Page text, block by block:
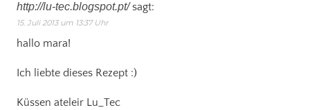
http://lu-tec.blogspot.pt/ sagt:
15. Juli 2013 um 13:37 Uhr
hallo mara!
Ich liebte dieses Rezept :)
Küssen ateleir Lu_Tec